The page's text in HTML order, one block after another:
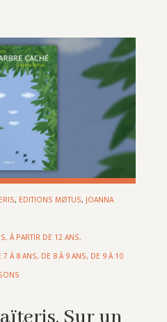
, EDITIONS MØTUS, JOANNA
, À PARTIR DE 12 ANS,
7 À 8 ANS, DE 8 À 9 ANS, DE 9 À 10